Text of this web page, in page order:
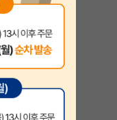
실기 87% 적중 신화 정